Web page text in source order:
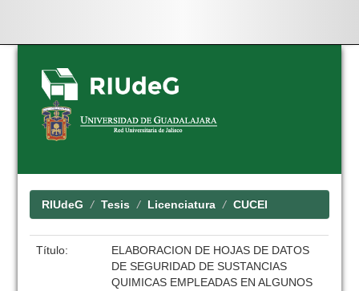
Skip
navigation
RIUdeG Tesis Licenciatura CUCEI
Título:
ELABORACION DE HOJAS DE DATOS
DE SEGURIDAD DE SUSTANCIAS
QUIMICAS EMPLEADAS EN ALGUNOS